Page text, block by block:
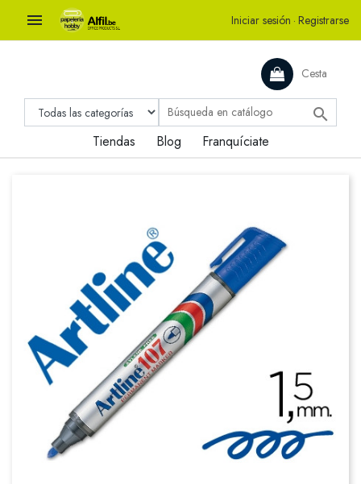
 Iniciar sesión · Registrarse
Cesta

Tiendas Blog Franquíciate